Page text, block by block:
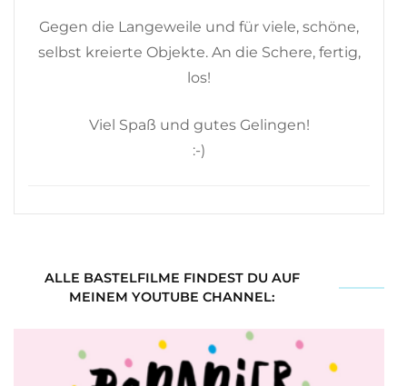
Gegen die Langeweile und für viele, schöne,
selbst kreierte Objekte. An die Schere, fertig,
los!
Viel Spaß und gutes Gelingen!
:-)
ALLE BASTELFILME FINDEST DU AUF
MEINEM YOUTUBE CHANNEL: